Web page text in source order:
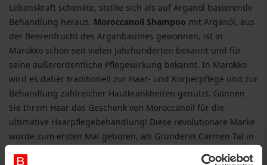
Lebenskraft schenkte, stellte sich als auf Arganöl basierende
Behandlung heraus. Moroccanoil Shampoo mit Arganöl, aus
der Beerenfrucht des Arganbaumes gewonnen, ist in
Marokko schon seit vielen Jahrhunderten bekannt und für
seine außerordentliche Pflegewirkung bekannt. In Marokko
wird es daher traditionell zur Haar- und Körperpflege und zur
Behandlung zahlreicher Hautkrankheiten genutzt. Gönnen
Sie Ihrem Haar das Geschenk von Moroccanoil für die
ultimative Haarpflegebehandlung! Diese revolutionäre Marke
wurde zum ersten Mal geboren, als Gründerin Carmen Tal in